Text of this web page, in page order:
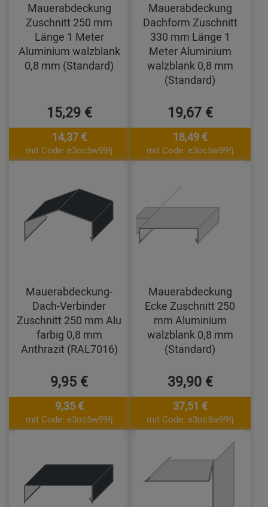
Mauerabdeckung
Zuschnitt 250 mm
Länge 1 Meter
Aluminium walzblank
0,8 mm (Standard)
15,29 €
14,37 €
mit Code: e3oc5w99fj
Mauerabdeckung
Dachform Zuschnitt
330 mm Länge 1
Meter Aluminium
walzblank 0,8 mm
(Standard)
19,67 €
18,49 €
mit Code: e3oc5w99fj
Mauerabdeckung-
Dach-Verbinder
Zuschnitt 250 mm Alu
farbig 0,8 mm
Anthrazit (RAL7016)
9,95 €
9,35 €
mit Code: e3oc5w99fj
Mauerabdeckung
Ecke Zuschnitt 250
mm Aluminium
walzblank 0,8 mm
(Standard)
39,90 €
37,51 €
mit Code: e3oc5w99fj